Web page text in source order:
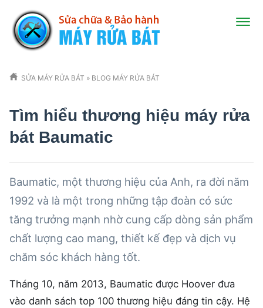
SỬA MÁY RỬA BÁT » BLOG MÁY RỬA BÁT
Tìm hiểu thương hiệu máy rửa
bát Baumatic
Baumatic, một thương hiệu của Anh, ra đời năm
1992 và là một trong những tập đoàn có sức
tăng trưởng mạnh nhờ cung cấp dòng sản phẩm
chất lượng cao mang, thiết kế đẹp và dịch vụ
chăm sóc khách hàng tốt.
Tháng 10, năm 2013, Baumatic được Hoover đưa
vào danh sách top 100 thương hiệu đáng tin cậy. Hệ